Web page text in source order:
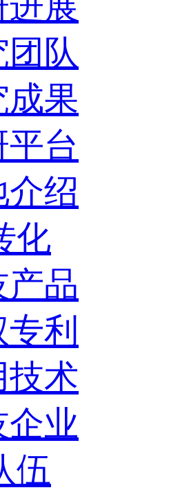
队
成果
台
绍
化
品
利
技术
业
伍